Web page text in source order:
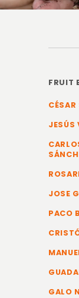
FRUIT
JESÚS
JOSE
PACO
GALO